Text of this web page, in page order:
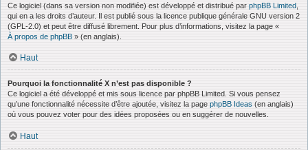
Ce logiciel (dans sa version non modifiée) est développé et distribué par phpBB Limited
qui en a les droits d’auteur. Il est publié sous la licence publique générale GNU version 2
(GPL-2.0) et peut être diffusé librement. Pour plus d’informations, visitez la page «
À propos de phpBB » (en anglais).
Haut
Pourquoi la fonctionnalité X n’est pas disponible ?
Ce logiciel a été développé et mis sous licence par phpBB Limited. Si vous pensez
qu’une fonctionnalité nécessite d’être ajoutée, visitez la page phpBB Ideas (en anglais)
où vous pouvez voter pour des idées proposées ou en suggérer de nouvelles.
Haut